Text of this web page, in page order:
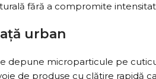
fără a compromite
urban
depune microparticule pe
de produse cu clătire rapidă